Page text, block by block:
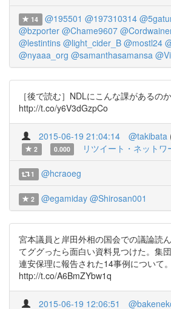
14 @195501 @197310314
@bzporter @Chame9607
@lestintins @light_cider_B @mostl24
@nyaaa_org @samanthasamansa
［後で読む］NDLにこんな課があるのか
http://t.co/y6V3dGzpCo
2015-06-19 21:04:14 @takibata
2
0.000 リツイート・ネットワ
1 @hcraoeg
2 @egamiday @Shirosan001
宮本議員と岸田外相の国会での議論読
てググったら面白い資料見つけた。集
連安保理に報告された14事例について
http://t.co/A6BmZYbw1q
2015-06-19 12:06:51